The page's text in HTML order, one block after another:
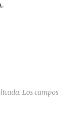
Los campos